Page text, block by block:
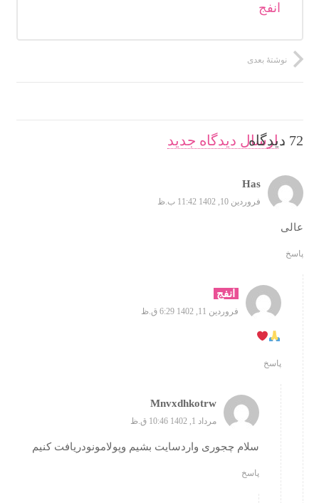
انفج
نوشتهٔ بعدی
72 دیدگاه
. ارسال دیدگاه جدید
Has
فروردین 10, 1402 11:42 ب.ظ
عالی
پاسخ
انفج
فروردین 11, 1402 6:29 ق.ظ
پاسخ
Mnvxdhkotrw
مرداد 1, 1402 10:46 ق.ظ
سلام چجوری واردسایت بشیم وپولامونودریافت کنیم
پاسخ